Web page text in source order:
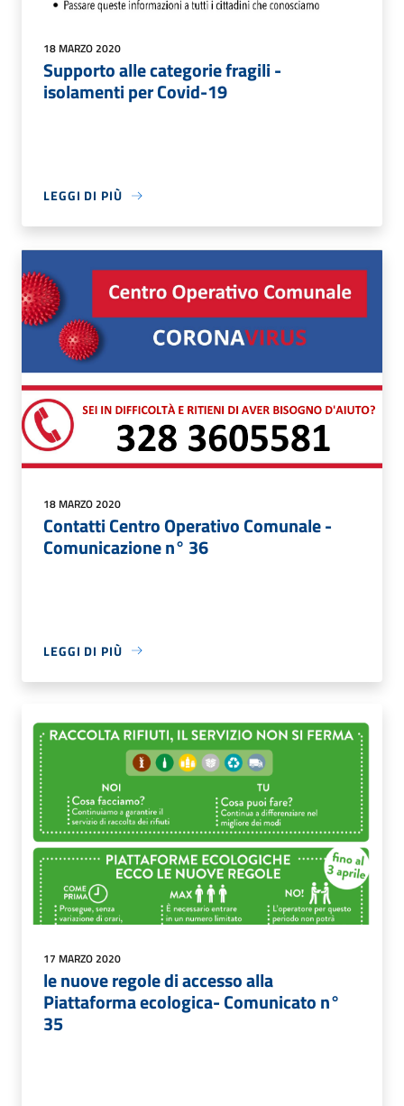
18 MARZO 2020
Supporto alle categorie fragili -
isolamenti per Covid-19
LEGGI DI PIÙ
18 MARZO 2020
Contatti Centro Operativo Comunale -
Comunicazione n° 36
LEGGI DI PIÙ
17 MARZO 2020
le nuove regole di accesso alla
Piattaforma ecologica- Comunicato n°
35